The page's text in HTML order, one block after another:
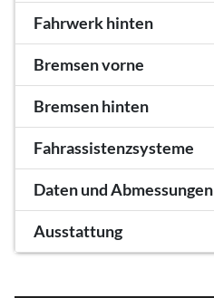
Fahrwerk hinten
Bremsen vorne
Bremsen hinten
Fahrassistenzsysteme
Daten und Abmessungen
Ausstattung